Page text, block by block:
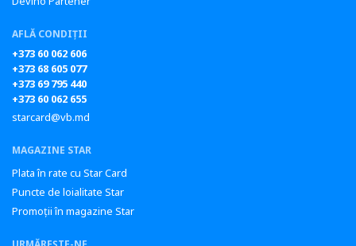
AFLĂ CONDIȚII
+373 60 062 606
+373 68 605 077
+373 69 795 440
+373 60 062 655
starcard@vb.md
MAGAZINE STAR
Plata în rate cu Star Card
Puncte de loialitate Star
Promoții în magazine Star